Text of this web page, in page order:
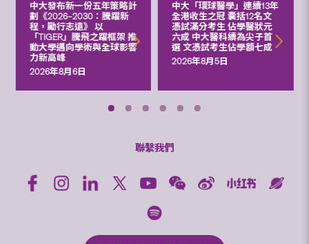
中大發布新一份五年策略計
劃《2026‒2030：騰躍新
程，勵行志遠》 以
「TIGER」騰飛之躍框架 推
動大學邁向學術與全球影響
力新高峰
2026年8月6日
中大「環球醫學」連續13年
全港收生之冠 囊括12名文
憑試滿分考生 佔學醫狀元
六成 中大醫科續為尖子首
選 文憑試考生佔學額七成
2026年8月5日
聯繫我們